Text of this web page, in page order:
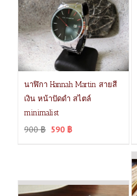
นาฬิกา Hannah Martin สายสี
เงิน หน้าปัดดำ สไตล์
minimalist
900฿ 590 ฿